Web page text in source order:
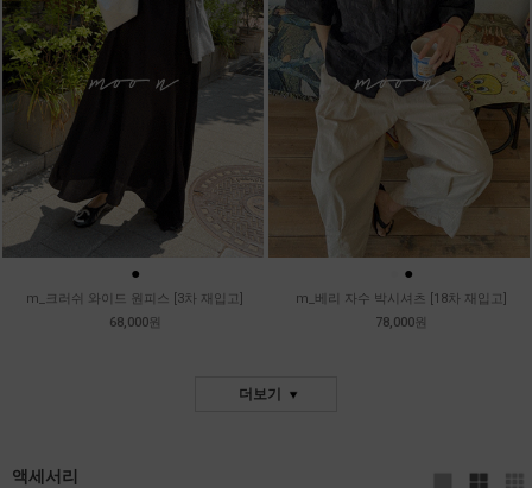
●
m_크러쉬 와이드 원피스 [3차 재입고]
68,000원
●
m_베리 자수 박시셔츠 [18차 재입고]
78,000원
더보기
액세서리